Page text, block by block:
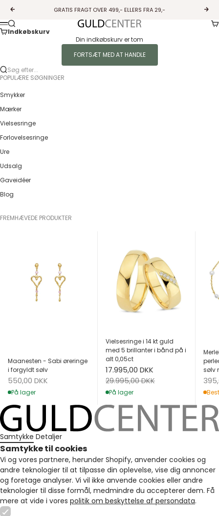
Forrige
GRATIS FRAGT OVER 499,- ELLERS FRA 29,-
Guldcenter
Menu
Søg
Indkøbskurv
Din indkøbskurv er tom
FORTSÆT MED AT HANDLE
Søg efter...
POPULÆRE SØGNINGER
Smykker
Mærker
Vielsesringe
Forlovelsesringe
Ure
Udsalg
Gaveidéer
Blog
FREMHÆVEDE PRODUKTER
Maanesten - Sabi øreringe
i forgyldt sølv
Salgspris
550,00 DKK
På lager
Vielsesringe i 14 kt guld
med 5 brillanter i bånd på i
alt 0,05ct
Salgspris
17.995,00 DKK
Normalpris
29.995,00 DKK
På lager
sølv
Samtykke Detaljer
Samtykke til cookies
Vi og vores partnere, herunder Shopify, anvender cookies og
andre teknologier til at tilpasse din oplevelse, vise dig annoncer
og foretage analyser. Vi vil ikke anvende cookies eller andre
teknologier til disse formål, medmindre du accepterer dem. Få
mere at vide i vores politik om beskyttelse af persondata.